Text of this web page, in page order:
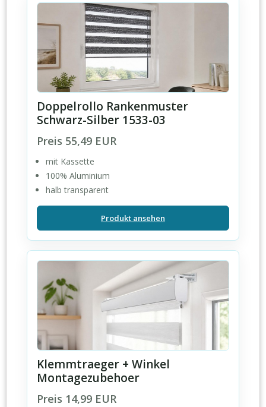
Doppelrollo Rankenmuster
Schwarz-Silber 1533-03
Preis 55,49 EUR
mit Kassette
100% Aluminium
halb transparent
Produkt ansehen
Klemmtraeger + Winkel
Montagezubehoer
Preis 14,99 EUR